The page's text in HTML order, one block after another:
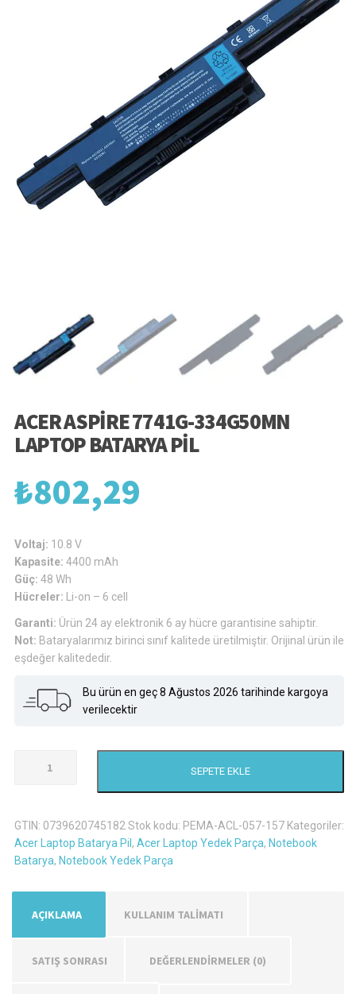
ACER ASPIRE 7741G-334G50MN
LAPTOP BATARYA PIL
₺802,29
Voltaj: 10.8 V
Kapasite: 4400 mAh
Güç: 48 Wh
Hücreler:
Li-on – 6 cell
Garanti: Ürün 24 ay elektronik 6 ay hücre garantisine sahiptir.
Not: Bataryalarımız birinci sınıf kalitede üretilmiştir. Orijinal ürün ile
eşdeğer kalitededir.
Bu ürün en geç 8 Ağustos 2026 tarihinde kargoya
verilecektir
Laptop
Batarya
Pil
SEPETE EKLE
GTIN: 0739620745182 Stok kodu: PEMA-ACL-057-157 Kategoriler:
Acer Laptop Batarya Pil , Acer Laptop Yedek Parça, Notebook
Batarya, Notebook Yedek Parça
AÇIKLAMA KULLANIM TALİMATI
SATIŞ SONRASI DEĞERLENDIRMELER (0)